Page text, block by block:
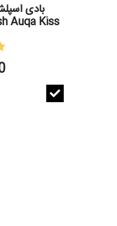
بادی
Auqa Kiss